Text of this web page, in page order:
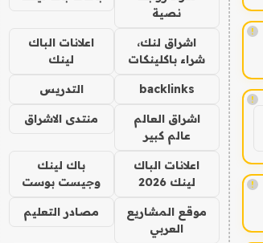
!
!
!
نصية
اشراق لنك،
شراء باكلينكات
اعلانات الباك
لينك
backlinks التدريس
اشراق العالم
عالم كبير
منتدى الاشراق
اعلانات الباك
لينك 2026
باك لينك
وجيست بوست
موقع المشاريع
العربي
مصادر التعليم